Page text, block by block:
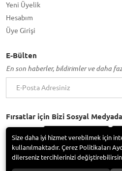
Yeni Üyelik
Hesabım
Üye Girişi
E-Bülten
En son haberler, bildirimler ve daha
Fırsatlar için Bizi Sosyal
Size daha iyi hizmet verebilmek için
kullanılmaktadır. Çerez Politikaları
dilerseniz tercihlerinizi